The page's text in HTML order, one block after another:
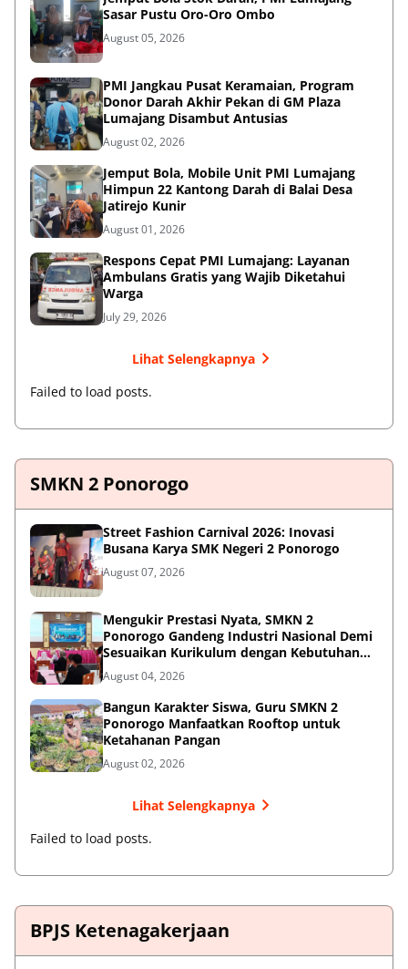
Sasar Pustu Oro-Oro Ombo
August 05, 2026
PMI Jangkau Pusat Keramaian, Program
Donor Darah Akhir Pekan di GM Plaza
Lumajang Disambut Antusias
August 02, 2026
Jemput Bola, Mobile Unit PMI Lumajang
Himpun 22 Kantong Darah di Balai Desa
Jatirejo Kunir
August 01, 2026
Respons Cepat PMI Lumajang: Layanan
Ambulans Gratis yang Wajib Diketahui
Warga
July 29, 2026
Lihat Selengkapnya
Failed to load posts.
SMKN 2 Ponorogo
Street Fashion Carnival 2026: Inovasi
Busana Karya SMK Negeri 2 Ponorogo
August 07, 2026
Mengukir Prestasi Nyata, SMKN 2
Ponorogo Gandeng Industri Nasional Demi
Sesuaikan Kurikulum dengan Kebutuhan
Dunia Kerja
August 04, 2026
Bangun Karakter Siswa, Guru SMKN 2
Ponorogo Manfaatkan Rooftop untuk
Ketahanan Pangan
August 02, 2026
Lihat Selengkapnya
Failed to load posts.
BPJS Ketenagakerjaan